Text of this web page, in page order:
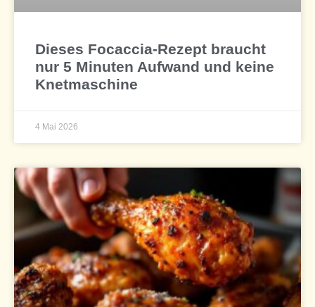
Dieses Focaccia-Rezept braucht
nur 5 Minuten Aufwand und keine
Knetmaschine
4 Mai 2026